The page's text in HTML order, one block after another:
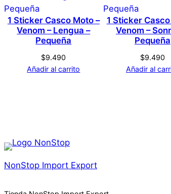
1 Sticker Casco Moto –
Venom – Lengua –
Pequeña
$9.490
Añadir al carrito
1 Sticker
Venom –
Pequeña
$9.490
Añadir al
NonStop Import Export